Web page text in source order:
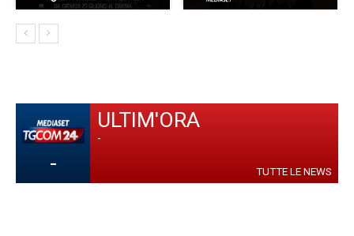
-
ULTIM'ORA
-
TUTTE LE NEWS